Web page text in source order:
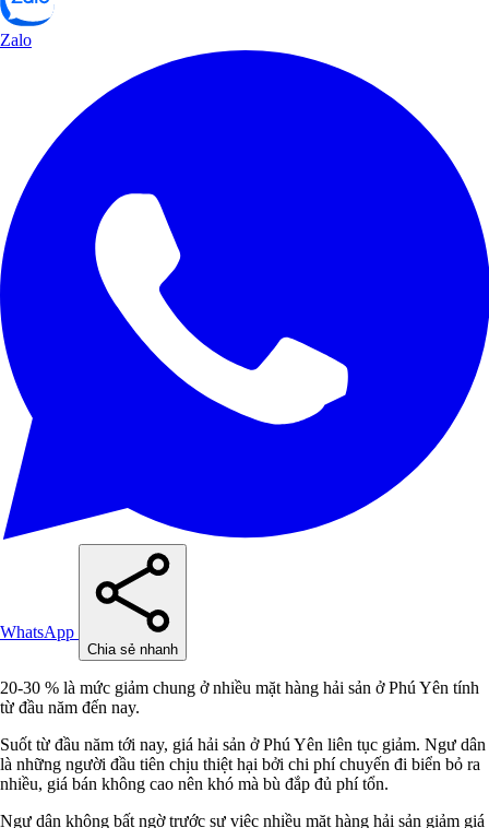
Zalo
WhatsApp
Chia sẻ nhanh
20-30 % là mức giảm chung ở nhiều mặt hàng hải sản ở Phú Yên tính
từ đầu năm đến nay.
Suốt từ đầu năm tới nay, giá hải sản ở Phú Yên liên tục giảm. Ngư dân
là những người đầu tiên chịu thiệt hại bởi chi phí chuyến đi biển bỏ ra
nhiều, giá bán không cao nên khó mà bù đắp đủ phí tổn.
Ngư dân không bất ngờ trước sự việc nhiều mặt hàng hải sản giảm giá